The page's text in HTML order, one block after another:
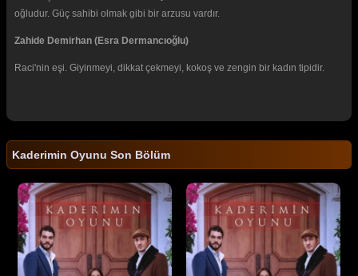
oğludur. Güç sahibi olmak gibi bir arzusu vardır.
Zahide Demirhan (Esra Dermancıoğlu)
Raci'nin eşi. Giyinmeyi, dikkat çekmeyi, kokoş ve zengin bir kadın tipidir.
Kaderimin Oyunu Son Bölüm